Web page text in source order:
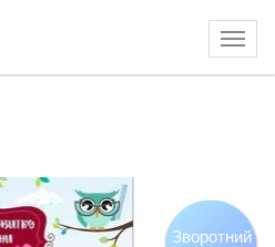
Зворотний